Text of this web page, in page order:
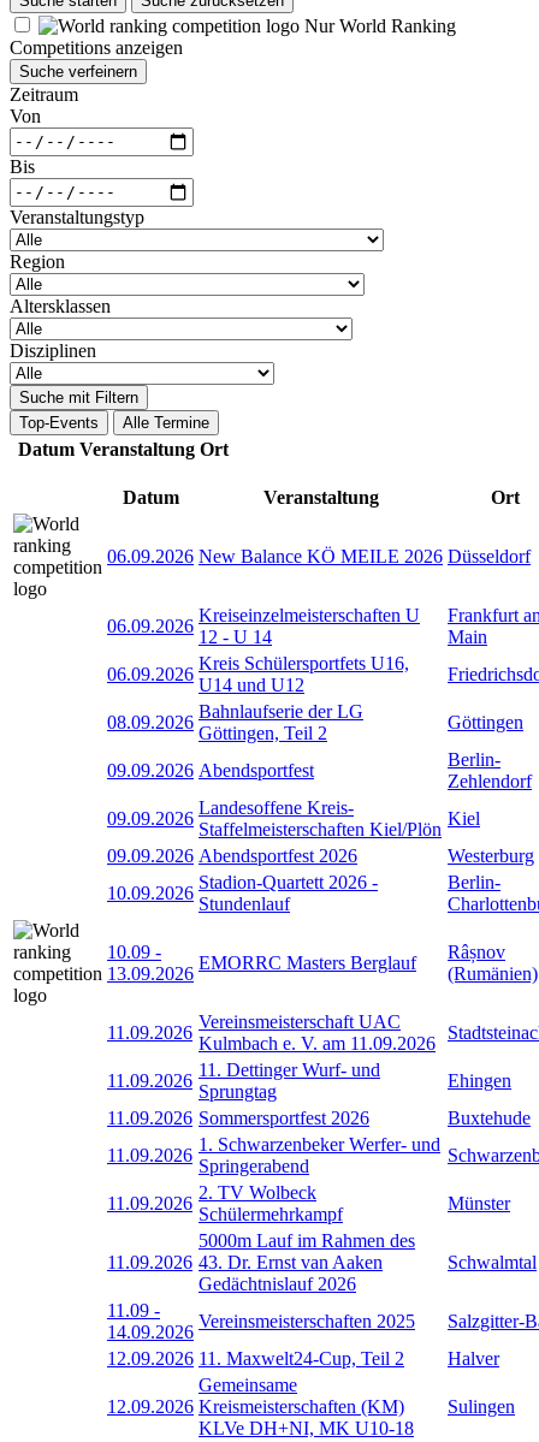
Nur World Ranking
Competitions anzeigen
Suche verfeinern
Zeitraum
Von
Bis
Veranstaltungstyp
Region
Altersklassen
Disziplinen
Suche mit Filtern
Top-Events
Alle Termine
Datum Veranstaltung Ort
Datum Veranstaltung Ort
06.09.2026 New Balance KÖ MEILE 2026 Düsseldorf
06.09.2026
Kreiseinzelmeisterschaften U
12 - U 14
Frankfurt
Main
06.09.2026
Kreis Schülersportfets U16,
U14 und U12
08.09.2026
Bahnlaufserie der LG
Göttingen, Teil 2
Göttingen
09.09.2026 Abendsportfest
Berlin-
Zehlendorf
09.09.2026
Landesoffene Kreis-
Staffelmeisterschaften Kiel/Plön
Kiel
09.09.2026 Abendsportfest 2026
Westerburg
10.09.2026
Stadion-Quartett 2026 -
Stundenlauf
Berlin-
10.09 -
13.09.2026
EMORRC Masters Berglauf
Râșnov
(Rumänien)
11.09.2026
Vereinsmeisterschaft UAC
Kulmbach e. V. am 11.09.2026
11.09.2026
11. Dettinger Wurf- und
Sprungtag
Ehingen
11.09.2026 Sommersportfest 2026
Buxtehude
11.09.2026
1. Schwarzenbeker Werfer- und
Springerabend
11.09.2026
2. TV Wolbeck
Schülermehrkampf
Münster
11.09.2026
5000m Lauf im Rahmen des
43. Dr. Ernst van Aaken
Gedächtnislauf 2026
Schwalmtal
11.09 -
14.09.2026
Vereinsmeisterschaften 2025
Salzgitter-
12.09.2026 11. Maxwelt24-Cup, Teil 2 Halver
12.09.2026
Gemeinsame
Kreismeisterschaften (KM)
KLVe DH+NI, MK U10-18
Sulingen